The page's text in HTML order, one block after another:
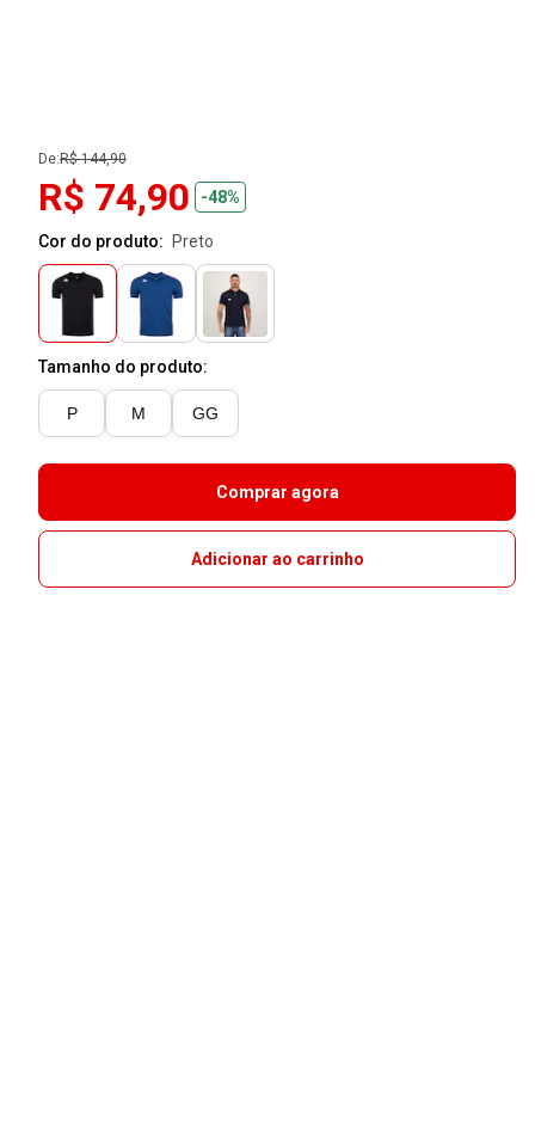
De:R$ 144,90
R$ 74,90 -48%
Cor do produto: preto
Tamanho do produto:
P M GG
Comprar agora
Adicionar ao carrinho